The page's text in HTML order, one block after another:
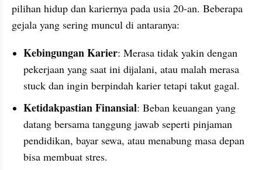
pilihan hidup dan kariernya pada usia 20-an. Beberapa
gejala yang sering muncul di antaranya:
Kebingungan Karier: Merasa tidak yakin dengan
pekerjaan yang saat ini dijalani, atau malah merasa
stuck dan ingin berpindah karier tetapi takut gagal.
Ketidakpastian Finansial: Beban keuangan yang
datang bersama tanggung jawab seperti pinjaman
pendidikan, bayar sewa, atau menabung masa depan
bisa membuat stres.